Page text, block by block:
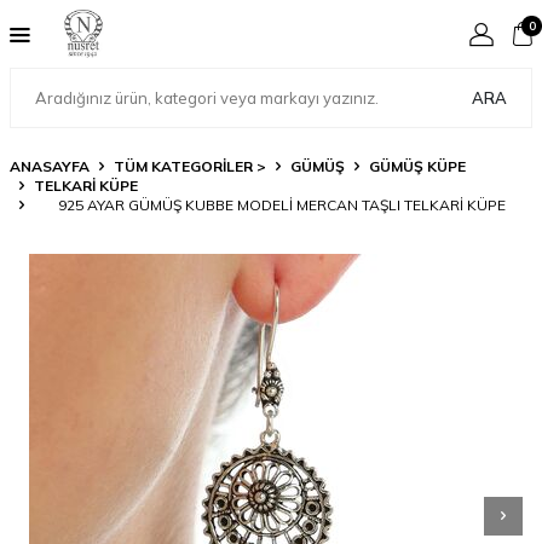
ARA
0
ANASAYFA TÜM KATEGORİLER > GÜMÜŞ
GÜMÜŞ KÜPE
TELKARI KÜPE
925 AYAR GÜMÜŞ KUBBE MODELI MERCAN TAŞLI TELKARI KÜPE